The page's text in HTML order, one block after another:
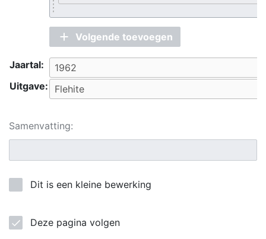
Volgende toevoegen
Jaartal:
Uitgave:
Samenvatting:
Dit is een kleine bewerking
Deze pagina volgen